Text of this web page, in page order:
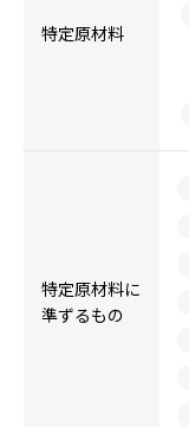
特定原材料
特定原材料に
準ずるもの